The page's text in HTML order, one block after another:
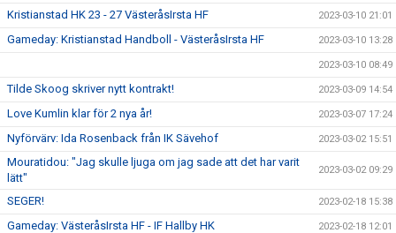
Kristianstad HK 23 - 27 VästeråsIrsta HF 2023-03-10 21:01
Gameday: Kristianstad Handboll - VästeråsIrsta HF 2023-03-10 13:28
2023-03-10 08:49
Tilde Skoog skriver nytt kontrakt! 2023-03-09 14:54
Love Kumlin klar för 2 nya år! 2023-03-07 17:24
Nyförvärv: Ida Rosenback från IK Sävehof 2023-03-02 15:51
Mouratidou: "Jag skulle ljuga om jag sade att det har varit
lätt"
2023-03-02 09:29
SEGER! 2023-02-18 15:38
Gameday: VästeråsIrsta HF - IF Hallby HK 2023-02-18 12:01